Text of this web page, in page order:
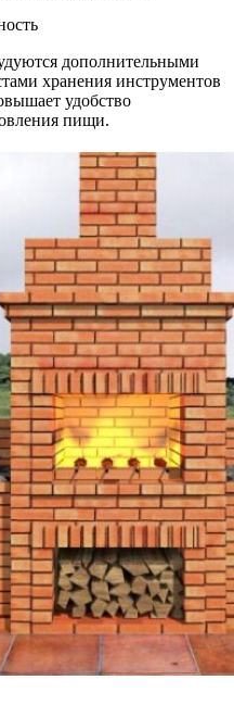
дополнительными
хранения инструментов
удобство
пищи.